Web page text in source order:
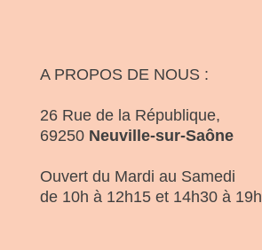
A PROPOS DE NOUS :
26 Rue de la République,
69250 Neuville-sur-Saône
Ouvert du Mardi au Samedi
de 10h à 12h15 et 14h30 à 19h